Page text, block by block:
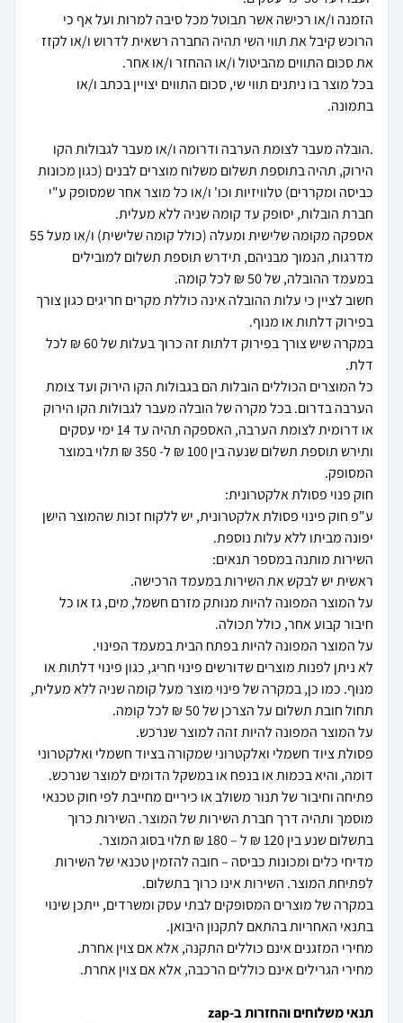
הזמנה ו/או רכישה אשר תבוטל מכל סיבה למרות ועל אף כי
הרוכש קיבל את תווי השי תהיה החברה רשאית לדרוש ו/או לקזז
בכל מוצר בו ניתנים תווי שי, סכום התווים יצויין בכתב ו/או
.הובלה מעבר לצומת הערבה ודרומה ו/או מעבר לגבולות הקו
הירוק, תהיה בתוספת תשלום משלוח מוצרים לבנים (כגון מכונות
כביסה ומקררים) טלוויזיות וכו' ו/או כל מוצר אחר שמסופק ע"י
אספקה מקומה שלישית ומעלה (כולל קומה שלישית) ו/או מעל 55
מדרגות, הנמוך מבניהם, תידרש תוספת תשלום למובילים
חשוב לציין כי עלות ההובלה אינה כוללת מקרים חריגים כגון צורך
במקרה שיש צורך בפירוק דלתות זה כרוך בעלות של 60 ₪ לכל
כל המוצרים הכוללים הובלות הם בגבולות הקו הירוק ועד צומת
הערבה בדרום. בכל מקרה של הובלה מעבר לגבולות הקו הירוק
או דרומית לצומת הערבה, האספקה תהיה עד 14 ימי עסקים
ותירש תוספת תשלום שנעה בין 100 ₪ ל- 350 ₪ תלוי במוצר
ע"פ חוק פינוי פסולת אלקטרונית, יש ללקוח זכות שהמוצר הישן
על המוצר המפונה להיות מנותק מזרם חשמל, מים, גז או כל
לא ניתן לפנות מוצרים שדורשים פינוי חריג, כגון פינוי דלתות או
מנוף. כמו כן, במקרה של פינוי מוצר מעל קומה שניה ללא מעלית,
פסולת ציוד חשמלי ואלקטרוני שמקורה בציוד חשמלי ואלקטרוני
פתיחה וחיבור של תנור משולב או כיריים מחייבת לפי חוק טכנאי
מוסמך ותהיה דרך חברת השירות של המוצר. השירות כרוך
מדיחי כלים ומכונות כביסה – חובה להזמין טכנאי של השירות
במקרה של מוצרים המסופקים לבתי עסק ומשרדים, ייתכן שינוי
מחירי הגרילים אינם כוללים הרכבה, אלא אם צוין אחרת.
תנאי משלוחים והחזרות ב-zap